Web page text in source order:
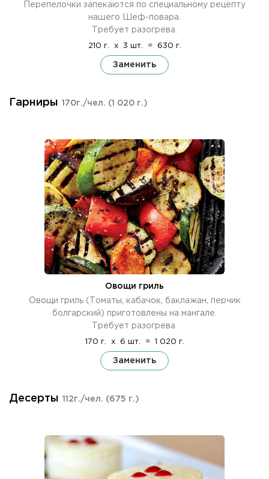
Перепелочки запекаются по специальному рецепту
нашего Шеф-повара.
Требует разогрева.
210 г. x 3 шт. = 630 г.
Заменить
Гарниры 170г./чел. (1 020 г.)
Овощи гриль
Овощи гриль (Томаты, кабачок, баклажан, перчик
болгарский) приготовлены на мангале.
Требует разогрева.
170 г. x 6 шт. = 1 020 г.
Заменить
Десерты 112г./чел. (675 г.)